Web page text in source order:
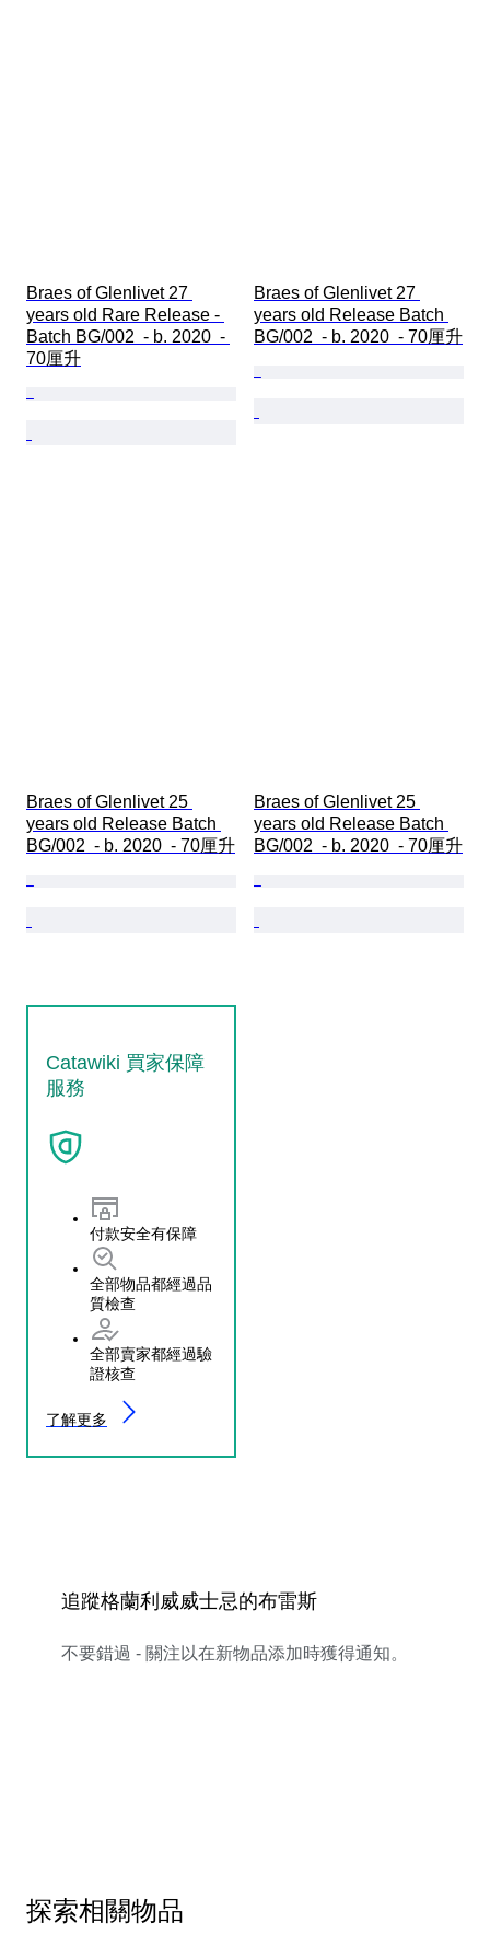
Braes of Glenlivet 27
years old Rare Release -
Batch BG/002  - b. 2020  -
70厘升
Braes of Glenlivet 27
years old Release Batch
BG/002  - b. 2020  - 70厘升
Braes of Glenlivet 25
years old Release Batch
BG/002  - b. 2020  - 70厘升
Braes of Glenlivet 25
years old Release Batch
BG/002  - b. 2020  - 70厘升
Catawiki 買家保障
服務
付款安全有保障
全部物品都經過品
質檢查
全部賣家都經過驗
證核查
了解更多
追蹤格蘭利威威士忌的布雷斯
不要錯過 - 關注以在新物品添加時獲得通知。
探索相關物品